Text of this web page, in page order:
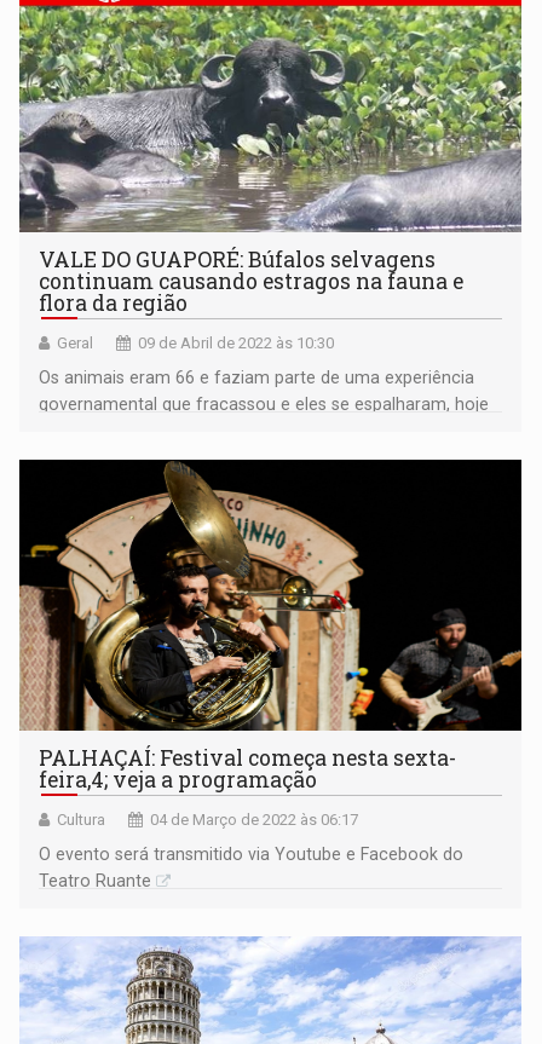
VALE DO GUAPORÉ: Búfalos selvagens
continuam causando estragos na fauna e
flora da região
Geral 09 de Abril de 2022 às 10:30
Os animais eram 66 e faziam parte de uma experiência
governamental que fracassou e eles se espalharam, hoje
PALHAÇAÍ: Festival começa nesta sexta-
feira,4; veja a programação
Cultura 04 de Março de 2022 às 06:17
O evento será transmitido via Youtube e Facebook do
Teatro Ruante